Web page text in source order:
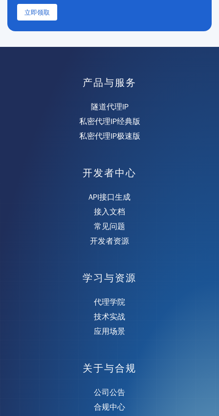
立即领取
产品与服务
隧道代理IP
私密代理IP经典版
私密代理IP极速版
开发者中心
API接口生成
接入文档
常见问题
开发者资源
学习与资源
代理学院
技术实战
应用场景
关于与合规
公司公告
合规中心